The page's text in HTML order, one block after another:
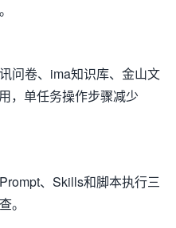
问卷、ima知识库、金山文
，单任务操作步骤减少
、Skills和脚本执行三
。